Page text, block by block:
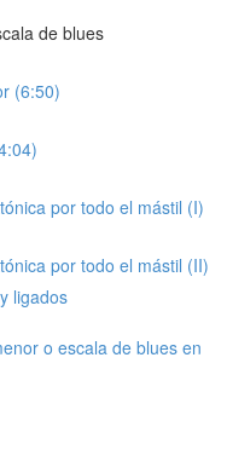
de blues
(6:50)
por todo el mástil (I)
por todo el mástil (II)
ligados
o escala de blues en